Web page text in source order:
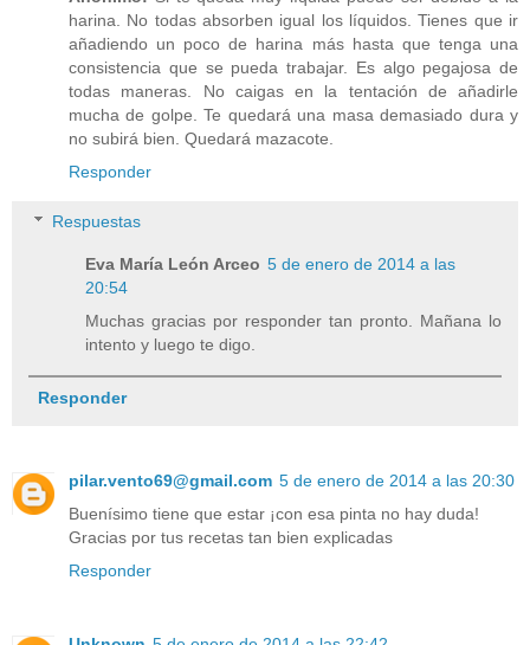
harina. No todas absorben igual los líquidos. Tienes que ir
añadiendo un poco de harina más hasta que tenga una
consistencia que se pueda trabajar. Es algo pegajosa de
todas maneras. No caigas en la tentación de añadirle
mucha de golpe. Te quedará una masa demasiado dura y
no subirá bien. Quedará mazacote.
Responder
Respuestas
Eva María León Arceo 5 de enero de 2014 a las
20:54
Muchas gracias por responder tan pronto. Mañana lo
intento y luego te digo.
Responder
pilar.vento69@gmail.com 5 de enero de 2014 a las 20:30
Buenísimo tiene que estar ¡con esa pinta no hay duda!
Gracias por tus recetas tan bien explicadas
Responder